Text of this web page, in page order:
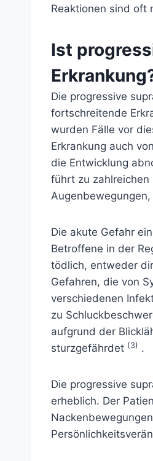
Reaktionen sind oft
Ist
Die progressive
fortschreitende
wurden Fälle vor
Erkrankung auch
die Entwicklung
führt zu zahlreichen
Die akute Gefahr
Betroffene in der
tödlich, entweder
Gefahren, die von
verschiedenen
zu
aufgrund der
sturzgefährdet (3) .
Die progressive
erheblich. Der